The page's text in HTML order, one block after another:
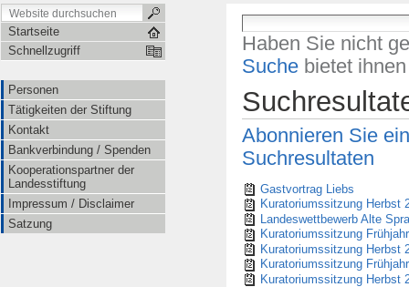
Startseite
Schnellzugriff
Personen
Tätigkeiten der Stiftung
Kontakt
Bankverbindung / Spenden
Kooperationspartner der
Landesstiftung
Impressum / Disclaimer
Satzung
Haben Sie nicht
Suche bietet
Abonnieren Sie
Suchresultaten
Gastvortrag Liebs
Kuratoriumssitzung Herbst
Landeswettbewerb Alte
Kuratoriumssitzung
Kuratoriumssitzung Herbst
Kuratoriumssitzung
Kuratoriumssitzung Herbst